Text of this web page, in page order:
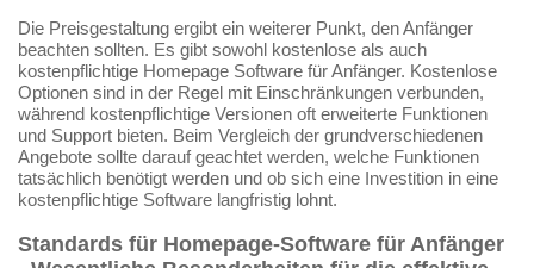
Die Preisgestaltung ergibt ein weiterer Punkt, den Anfänger
beachten sollten. Es gibt sowohl kostenlose als auch
kostenpflichtige Homepage Software für Anfänger. Kostenlose
Optionen sind in der Regel mit Einschränkungen verbunden,
während kostenpflichtige Versionen oft erweiterte Funktionen
und Support bieten. Beim Vergleich der grundverschiedenen
Angebote sollte darauf geachtet werden, welche Funktionen
tatsächlich benötigt werden und ob sich eine Investition in eine
kostenpflichtige Software langfristig lohnt.
Standards für Homepage-Software für Anfänger